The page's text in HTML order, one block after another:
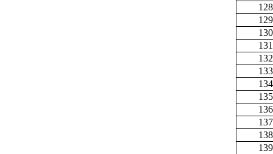
128
129
130
131
132
133
134
135
136
137
138
139